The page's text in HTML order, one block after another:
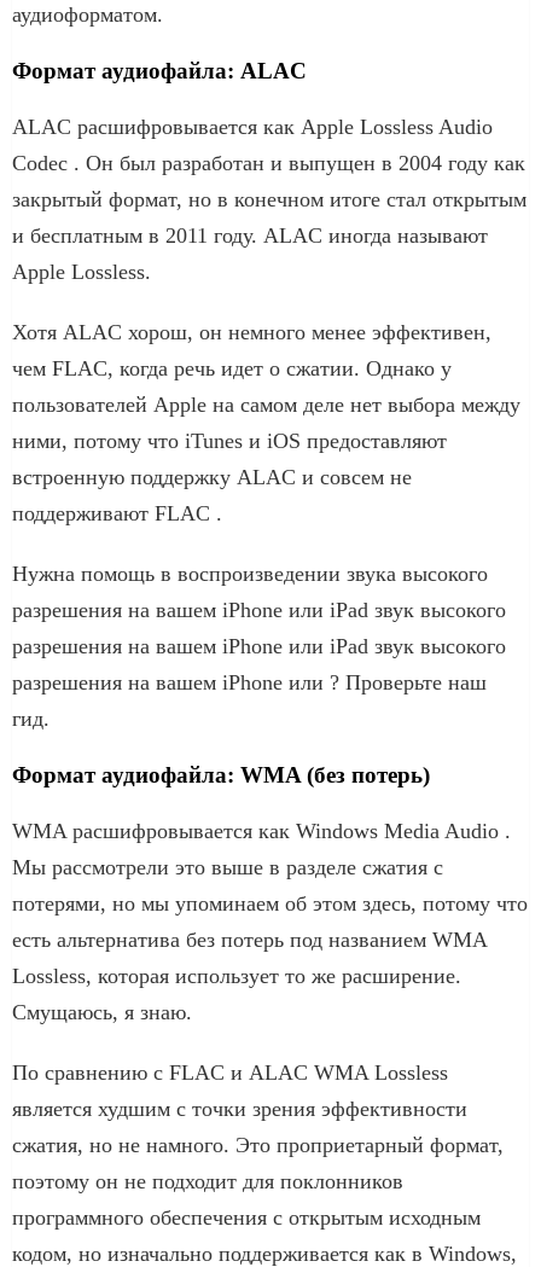
аудиоформатом.
Формат аудиофайла: ALAC
ALAC расшифровывается как Apple Lossless Audio
Codec . Он был разработан и выпущен в 2004 году как
закрытый формат, но в конечном итоге стал открытым
и бесплатным в 2011 году. ALAC иногда называют
Apple Lossless.
Хотя ALAC хорош, он немного менее эффективен,
чем FLAC, когда речь идет о сжатии. Однако у
пользователей Apple на самом деле нет выбора между
ними, потому что iTunes и iOS предоставляют
встроенную поддержку ALAC и совсем не
поддерживают FLAC .
Нужна помощь в воспроизведении звука высокого
разрешения на вашем iPhone или iPad звук высокого
разрешения на вашем iPhone или iPad звук высокого
разрешения на вашем iPhone или ? Проверьте наш
гид.
Формат аудиофайла: WMA (без потерь)
WMA расшифровывается как Windows Media Audio .
Мы рассмотрели это выше в разделе сжатия с
потерями, но мы упоминаем об этом здесь, потому что
есть альтернатива без потерь под названием WMA
Lossless, которая использует то же расширение.
Смущаюсь, я знаю.
По сравнению с FLAC и ALAC WMA Lossless
является худшим с точки зрения эффективности
сжатия, но не намного. Это проприетарный формат,
поэтому он не подходит для поклонников
программного обеспечения с открытым исходным
кодом, но изначально поддерживается как в Windows,